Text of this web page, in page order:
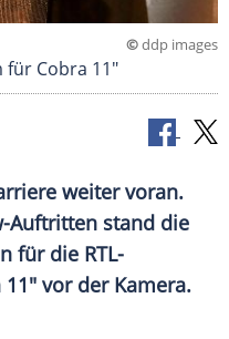
©ddp images
für Cobra 11"
weiter voran.
Auftritten stand die
für die RTL-
vor der Kamera.